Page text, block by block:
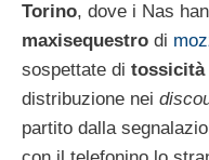
Torino, dove i Nas
maxisequestro di
sospettate di tossicità
distribuzione nei
partito dalla